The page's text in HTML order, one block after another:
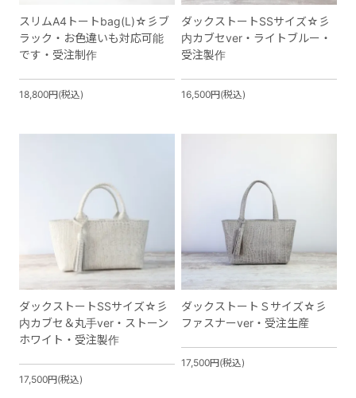
スリムA4トートbag(L)☆彡ブ
ラック・お色違いも対応可能
です・受注制作
18,800円(税込)
ダックストートSSサイズ☆彡
内カブセver・ライトブルー・
受注製作
16,500円(税込)
ダックストートSSサイズ☆彡
内カブセ＆丸手ver・ストーン
ホワイト・受注製作
17,500円(税込)
ダックストートＳサイズ☆彡
ファスナーver・受注生産
17,500円(税込)